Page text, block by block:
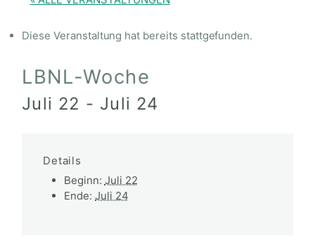
Diese Veranstaltung hat bereits stattgefunden.
LBNL-Woche
Juli 22 - Juli 24
Details
Beginn: Juli 22
Ende: Juli 24